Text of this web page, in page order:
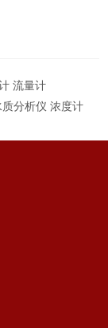
流量计
分析仪 浓度计